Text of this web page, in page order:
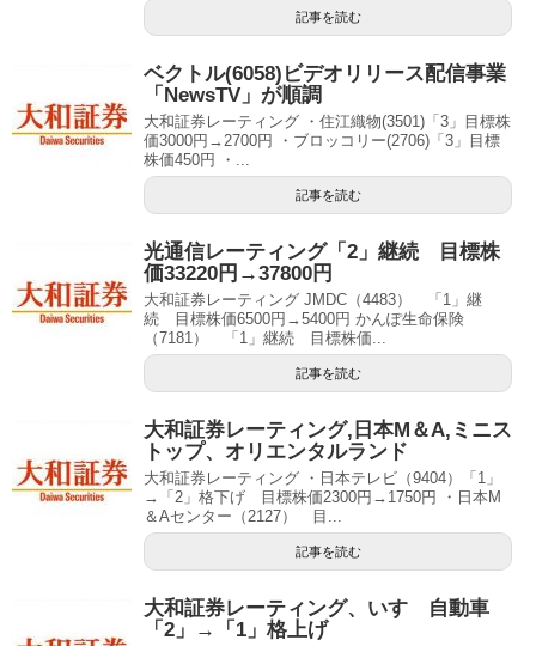
記事を読む
ベクトル(6058)ビデオリリース配信事業
「NewsTV」が順調
大和証券レーティング ・住江織物(3501)「3」目標株
価3000円→2700円 ・ブロッコリー(2706)「3」目標
株価450円 ・...
記事を読む
光通信レーティング「2」継続 目標株
価33220円→37800円
大和証券レーティング JMDC（4483） 「1」継
続 目標株価6500円→5400円 かんぽ生命保険
（7181） 「1」継続 目標株価...
記事を読む
大和証券レーティング,日本M＆A,ミニス
トップ、オリエンタルランド
大和証券レーティング ・日本テレビ（9404）「1」
→「2」格下げ 目標株価2300円→1750円 ・日本M
＆Aセンター（2127） 目...
記事を読む
大和証券レーティング、いすゞ自動車
「2」→「1」格上げ